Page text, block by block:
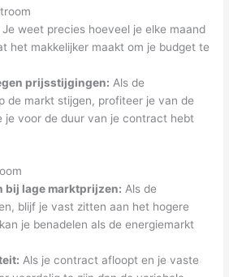
Je weet precies hoeveel je elke maand
het makkelijker maakt om je budget te
prijsstijgingen: Als de
de markt stijgen, profiteer je van de
je voor de duur van je contract hebt
bij lage marktprijzen: Als de
blijf je vast zitten aan het hogere
je benadelen als de energiemarkt
Als je contract afloopt en je vaste